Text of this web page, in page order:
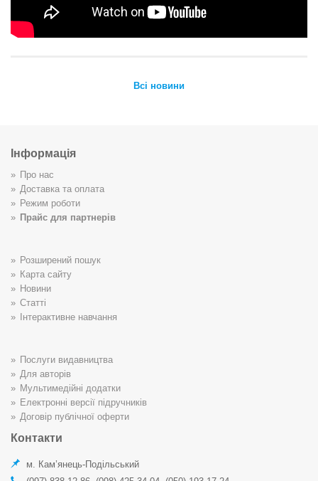
Всі новини
Інформація
Про нас
Доставка та оплата
Режим роботи
Прайс для партнерів
Розширений пошук
Карта сайту
Новини
Статті
Інтерактивне навчання
Послуги видавництва
Для авторів
Мультимедійні додатки
Електронні версії підручників
Договір публічної оферти
Контакти
м. Кам’янець-Подільський